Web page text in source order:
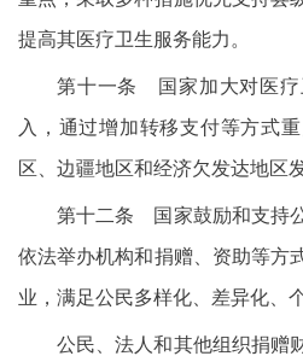
提高其医疗卫生服务能力。
第十一条 国家加大对医疗
入，通过增加转移支付等方式
区、边疆地区和经济欠发达地区
第十二条 国家鼓励和支持
依法举办机构和捐赠、资助等方
业，满足公民多样化、差异化、
公民、法人和其他组织捐赠